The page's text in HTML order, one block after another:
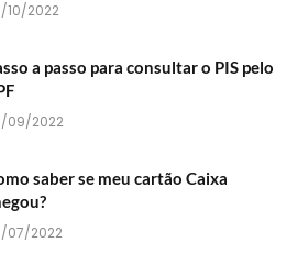
10/2022
a passo para consultar o PIS pelo
09/2022
saber se meu cartão Caixa
07/2022